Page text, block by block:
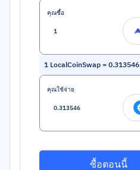
คุณซื้อ
1 LocalCoinSwap = 0.313546
คุณใช้จ่าย
ซื้อตอนนี้